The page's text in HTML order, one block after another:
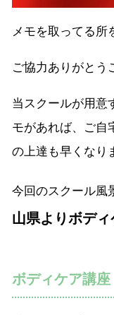
メモを取ってる所
ご協力ありがとう
当スクールが用意
モがあれば、ご自
の上達も早くなり
今回のスクール風
山県よりボデ
ボディケア講座